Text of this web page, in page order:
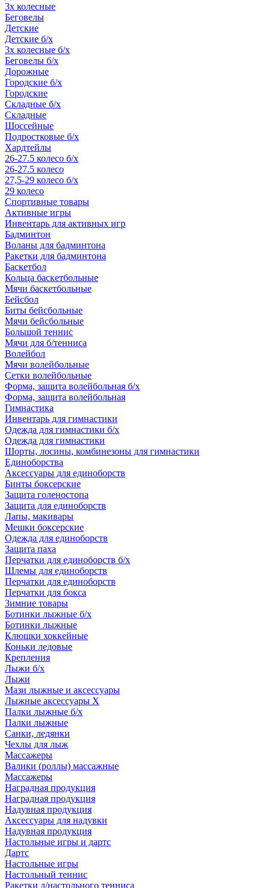
3х колесные
Беговелы
Детские
Детские б/х
3х колесные б/х
Беговелы б/х
Дорожные
Городские б/х
Городские
Складные б/х
Складные
Шоссейные
Подростковые б/х
Хардтейлы
26-27.5 колесо б/х
26-27.5 колесо
27,5-29 колесо б/х
29 колесо
Спортивные товары
Активные игры
Инвентарь для активных игр
Бадминтон
Воланы для бадминтона
Ракетки для бадминтона
Баскетбол
Кольца баскетбольные
Мячи баскетбольные
Бейсбол
Биты бейсбольные
Мячи бейсбольные
Большой теннис
Мячи для б/тенниса
Волейбол
Мячи волейбольные
Сетки волейбольные
Форма, защита волейбольная б/х
Форма, защита волейбольная
Гимнастика
Инвентарь для гимнастики
Одежда для гимнастики б/х
Одежда для гимнастики
Шорты, лосины, комбинезоны для гимнастики
Единоборства
Аксессуары для единоборств
Бинты боксерские
Защита голеностопа
Защита для единоборств
Лапы, макивары
Мешки боксерские
Одежда для единоборств
Защита паха
Перчатки для единоборств б/х
Шлемы для единоборств
Перчатки для единоборств
Перчатки для бокса
Зимние товары
Ботинки лыжные б/х
Ботинки лыжные
Клюшки хоккейные
Коньки ледовые
Крепления
Лыжи б/х
Лыжи
Мази лыжные и аксессуары
Лыжные аксессуары Х
Палки лыжные б/х
Палки лыжные
Санки, ледянки
Чехлы для лыж
Массажеры
Валики (роллы) массажные
Массажеры
Наградная продукция
Наградная продукция
Надувная продукция
Аксессуары для надувки
Надувная продукция
Настольные игры и дартс
Дартс
Настольные игры
Настольный теннис
Ракетки д/настольного тенниса